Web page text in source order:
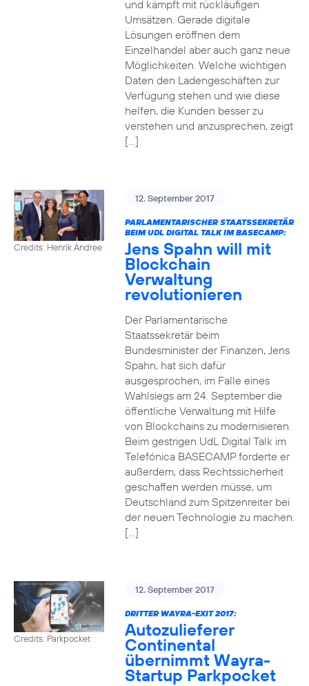
und kämpft mit rückläufigen
Umsätzen. Gerade digitale
Lösungen eröffnen dem
Einzelhandel aber auch ganz neue
Möglichkeiten. Welche wichtigen
Daten den Ladengeschäften zur
Verfügung stehen und wie diese
helfen, die Kunden besser zu
verstehen und anzusprechen, zeigt
[…]
Credits: Henrik Andree
12. September 2017
PARLAMENTARISCHER STAATSSEKRETÄR
BEIM UDL DIGITAL TALK IM BASECAMP:
Jens Spahn will mit
Blockchain
Verwaltung
revolutionieren
Der Parlamentarische
Staatssekretär beim
Bundesminister der Finanzen, Jens
Spahn, hat sich dafür
ausgesprochen, im Falle eines
Wahlsiegs am 24. September die
öffentliche Verwaltung mit Hilfe
von Blockchains zu modernisieren.
Beim gestrigen UdL Digital Talk im
Telefónica BASECAMP forderte er
außerdem, dass Rechtssicherheit
geschaffen werden müsse, um
Deutschland zum Spitzenreiter bei
der neuen Technologie zu machen.
[…]
Credits: Parkpocket
12. September 2017
DRITTER WAYRA-EXIT 2017:
Autozulieferer
Continental
übernimmt Wayra-
Startup Parkpocket